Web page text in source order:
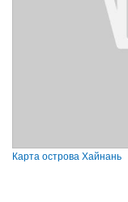
Карта острова Хайнань